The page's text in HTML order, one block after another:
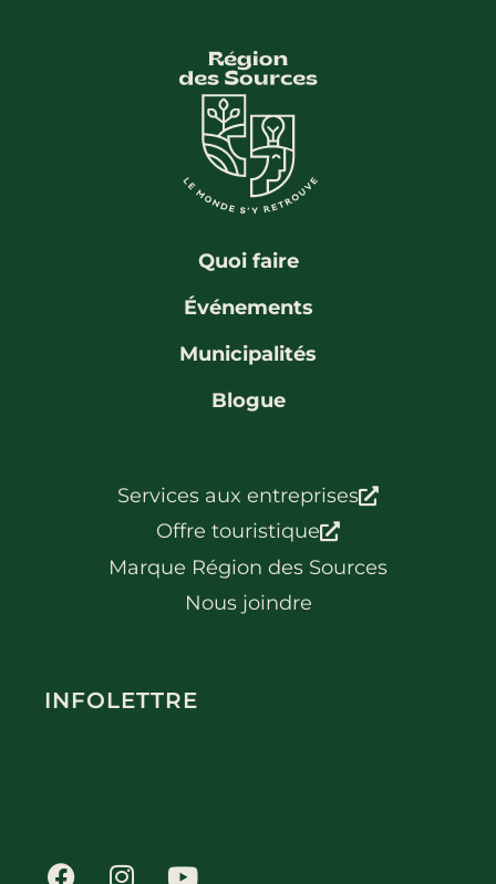
Quoi faire
Événements
Municipalités
Blogue
Services aux entreprises
Offre touristique
Marque Région des Sources
Nous joindre
INFOLETTRE